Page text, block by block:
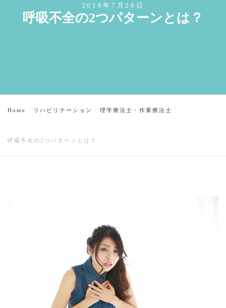
2018年7月28日
呼吸不全の2つパターンとは？
Home リハビリテーション 理学療法士・作業療法士
呼吸不全の2つパターンとは？